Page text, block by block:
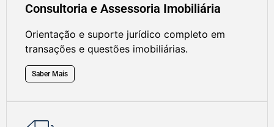
Consultoria e Assessoria Imobiliária
Orientação e suporte jurídico completo em
transações e questões imobiliárias.
Saber Mais